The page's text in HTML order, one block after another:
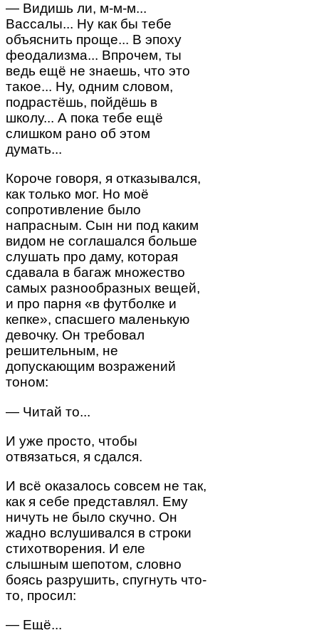
— Видишь ли, м-м-м...
Вассалы... Ну как бы тебе
объяснить проще... В эпоху
феодализма... Впрочем, ты
ведь ещё не знаешь, что это
такое... Ну, одним словом,
подрастёшь, пойдёшь в
школу... А пока тебе ещё
слишком рано об этом
думать...
Короче говоря, я отказывался,
как только мог. Но моё
сопротивление было
напрасным. Сын ни под каким
видом не соглашался больше
слушать про даму, которая
сдавала в багаж множество
самых разнообразных вещей,
и про парня «в футболке и
кепке», спасшего маленькую
девочку. Он требовал
решительным, не
допускающим возражений
тоном:
— Читай то...
И уже просто, чтобы
отвязаться, я сдался.
И всё оказалось совсем не так,
как я себе представлял. Ему
ничуть не было скучно. Он
жадно вслушивался в строки
стихотворения. И еле
слышным шепотом, словно
боясь разрушить, спугнуть что-
то, просил:
— Ещё...